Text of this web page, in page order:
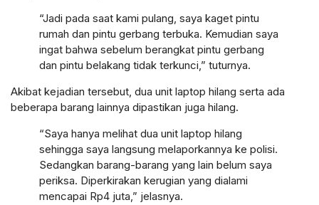
“Jadi pada saat kami pulang, saya kaget pintu
rumah dan pintu gerbang terbuka. Kemudian saya
ingat bahwa sebelum berangkat pintu gerbang
dan pintu belakang tidak terkunci,” tuturnya.
Akibat kejadian tersebut, dua unit laptop hilang serta ada
beberapa barang lainnya dipastikan juga hilang.
“Saya hanya melihat dua unit laptop hilang
sehingga saya langsung melaporkannya ke polisi.
Sedangkan barang-barang yang lain belum saya
periksa. Diperkirakan kerugian yang dialami
mencapai Rp4 juta,” jelasnya.